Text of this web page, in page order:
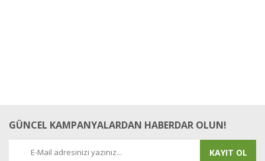
GÜNCEL KAMPANYALARDAN HABERDAR OLUN!
KAYIT OL